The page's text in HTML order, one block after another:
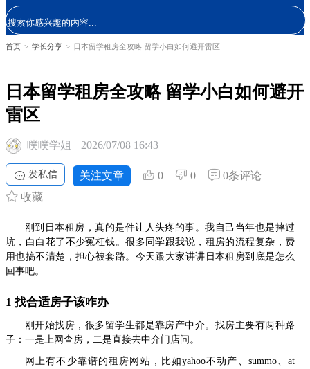
首页 > 学长分享 > 日本留学租房全攻略 留学小白如何避开雷区
日本留学租房全攻略 留学小白如何避开
雷区
噗噗学姐 2026/07/08 16:43
发私信 关注文章 0 0
0条评论
收藏
刚到日本租房，真的是件让人头疼的事。我自己当年也是摔过
坑，白白花了不少冤枉钱。很多同学跟我说，租房的流程复杂，费
用也搞不清楚，担心被套路。今天跟大家讲讲日本租房到底是怎么
回事吧。
1 找合适房子该咋办
刚开始找房，很多留学生都是靠房产中介。找房主要有两种路
子：一是上网查房，二是直接去中介门店问。
网上有不少靠谱的租房网站，比如yahoo不动产、summo、at